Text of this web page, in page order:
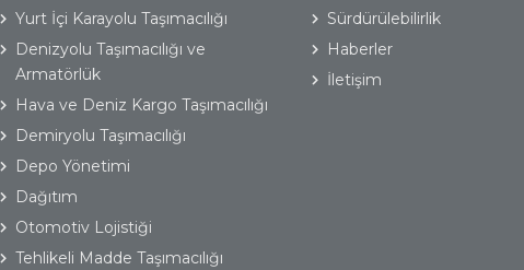
Yurt İçi Karayolu Taşımacılığı
Denizyolu Taşımacılığı ve
Armatörlük
Hava ve Deniz Kargo Taşımacılığı
Demiryolu Taşımacılığı
Depo Yönetimi
Dağıtım
Otomotiv Lojistiği
Tehlikeli Madde Taşımacılığı
Sürdürülebilirlik
Haberler
İletişim